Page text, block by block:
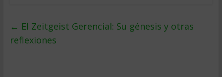
← El Zeitgeist Gerencial: Su génesis y otras
reflexiones